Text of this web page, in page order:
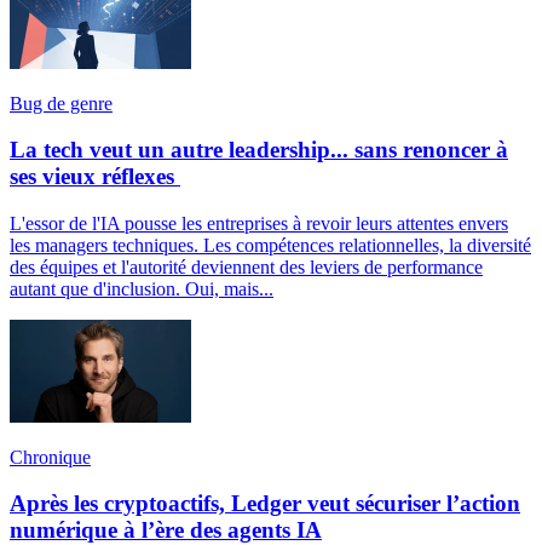
Bug de genre
La tech veut un autre leadership... sans renoncer à
ses vieux réflexes
L'essor de l'IA pousse les entreprises à revoir leurs attentes envers
les managers techniques. Les compétences relationnelles, la diversité
des équipes et l'autorité deviennent des leviers de performance
autant que d'inclusion. Oui, mais...
Chronique
Après les cryptoactifs, Ledger veut sécuriser l’action
numérique à l’ère des agents IA